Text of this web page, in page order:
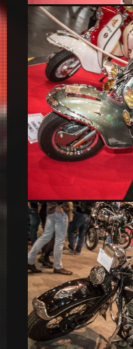
Harley Davidson US Army
Lambretta Scooter